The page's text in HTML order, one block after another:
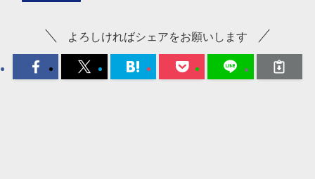
よろしければシェアをお願いします